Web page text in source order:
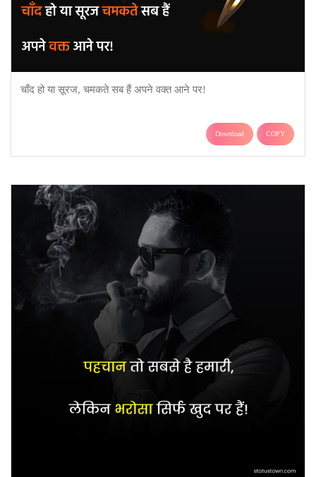
चाँद हो या सूरज, चमकते सब हैं अपने वक्त आने पर!
Download COPY